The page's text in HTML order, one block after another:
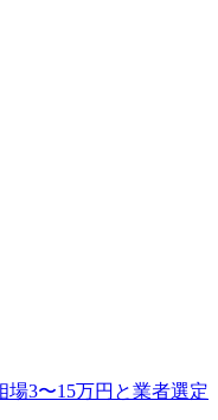
場3〜15万円と業者選定